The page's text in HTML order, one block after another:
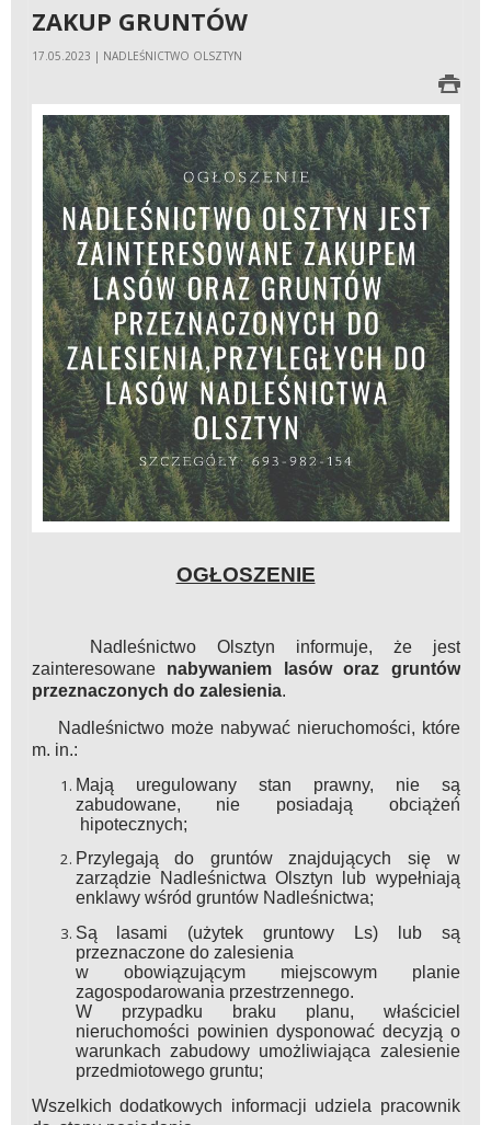
ZAKUP GRUNTÓW
17.05.2023 | NADLEŚNICTWO OLSZTYN
OGŁOSZENIE
Nadleśnictwo Olsztyn informuje, że jest
zainteresowane nabywaniem lasów oraz gruntów
przeznaczonych do zalesienia.
Nadleśnictwo może nabywać nieruchomości, które
m. in.:
Mają uregulowany stan prawny, nie są
zabudowane, nie posiadają obciążeń
hipotecznych;
Przylegają do gruntów znajdujących się w
zarządzie Nadleśnictwa Olsztyn lub wypełniają
enklawy wśród gruntów Nadleśnictwa;
Są lasami (użytek gruntowy Ls) lub są
przeznaczone do zalesienia
w obowiązującym miejscowym planie
zagospodarowania przestrzennego.
W przypadku braku planu, właściciel
nieruchomości powinien dysponować decyzją o
warunkach zabudowy umożliwiająca zalesienie
przedmiotowego gruntu;
Wszelkich dodatkowych informacji udziela pracownik